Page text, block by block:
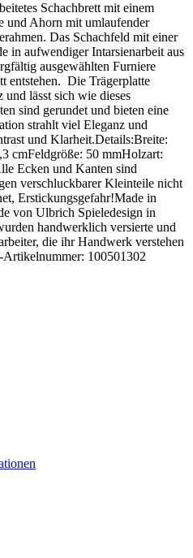
Schachbrett mit einem
und Ahorn mit umlaufender
Das Schachfeld mit einer
in aufwendiger Intarsienarbeit aus
ausgewählten Furniere
entstehen. Die Trägerplatte
und lässt sich wie dieses
sind gerundet und bieten eine
strahlt viel Eleganz und
und Klarheit.Details:Breite:
cmFeldgröße: 50 mmHolzart:
Ecken und Kanten sind
verschluckbarer Kleinteile nicht
Erstickungsgefahr!Made in
von Ulbrich Spieledesign in
handwerklich versierte und
die ihr Handwerk verstehen
Artikelnummer: 100501302